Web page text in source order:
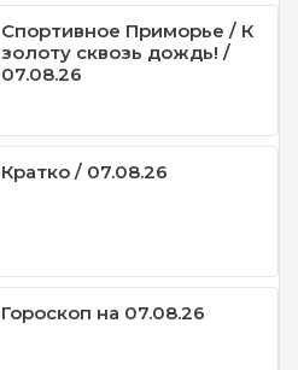
Спортивное Приморье / К
золоту сквозь дождь! /
07.08.26
Кратко / 07.08.26
Гороскоп на 07.08.26